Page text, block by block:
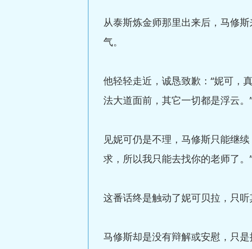
从泰斯炼金师那里出来后，马修
气。
他轻轻走近，诚恳致歉：“妮可，
法大道面前，其它一切都是浮云。
见妮可仍是不理，马修斯只能继
求，所以我只能去找你的老师了。
这番话终是触动了妮可贝拉，只
马修斯却是没有辩解或安慰，只